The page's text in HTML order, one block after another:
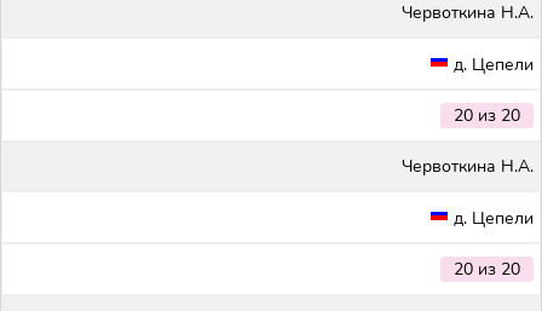
Червоткина Н.А.
д. Цепели
20 из 20
Червоткина Н.А.
д. Цепели
20 из 20